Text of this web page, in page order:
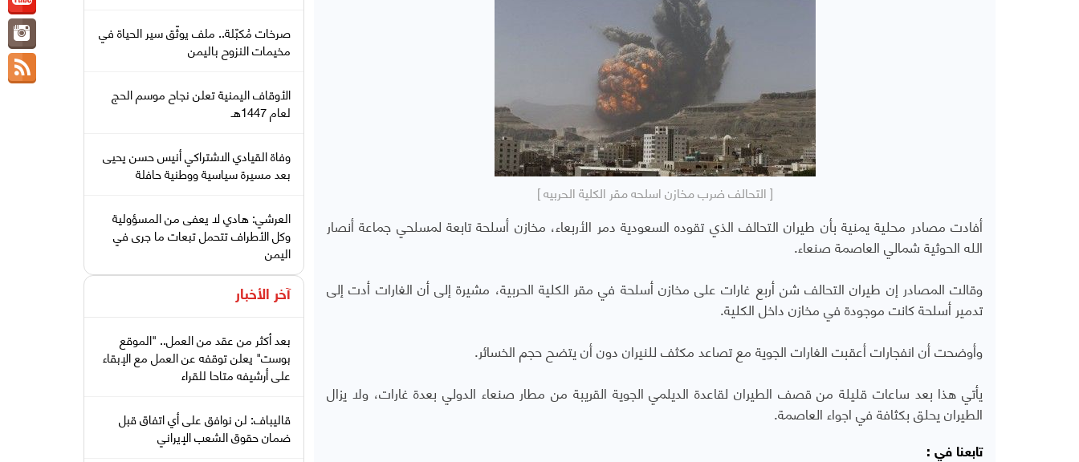
[ التحالف ضرب مخازن اسلحه مقر الكلية الحربيه ]
أفادت مصادر محلية يمنية بأن طيران التحالف الذي تقوده السعودية دمر الأربعاء، مخازن أسلحة تابعة لمسلحي جماعة أنصار
الله الحوثية شمالي العاصمة صنعاء.
وقالت المصادر إن طيران التحالف شن أربع غارات على مخازن أسلحة في مقر الكلية الحربية، مشيرة إلى أن الغارات أدت إلى
تدمير أسلحة كانت موجودة في مخازن داخل الكلية.
وأوضحت أن انفجارات أعقبت الغارات الجوية مع تصاعد مكثف للنيران دون أن يتضح حجم الخسائر.
يأتي هذا بعد ساعات قليلة من قصف الطيران لقاعدة الديلمي الجوية القريبة من مطار صنعاء الدولي بعدة غارات، ولا يزال
الطيران يحلق بكثافة في اجواء العاصمة.
تابعنا في :
صرخات مُكبّلة.. ملف يوثّق سير الحياة في
مخيمات النزوح باليمن
الأوقاف اليمنية تعلن نجاح موسم الحج
لعام 1447هـ
وفاة القيادي الاشتراكي أنيس حسن يحيى
بعد مسيرة سياسية ووطنية حافلة
العرشي: هادي لا يعفى من المسؤولية
وكل الأطراف تتحمل تبعات ما جرى في
اليمن
آخر الأخبار
بعد أكثر من عقد من العمل.. "الموقع
بوست" يعلن توقفه عن العمل مع الإبقاء
على أرشيفه متاحا للقراء
قاليباف: لن نوافق على أي اتفاق قبل
ضمان حقوق الشعب الإيراني